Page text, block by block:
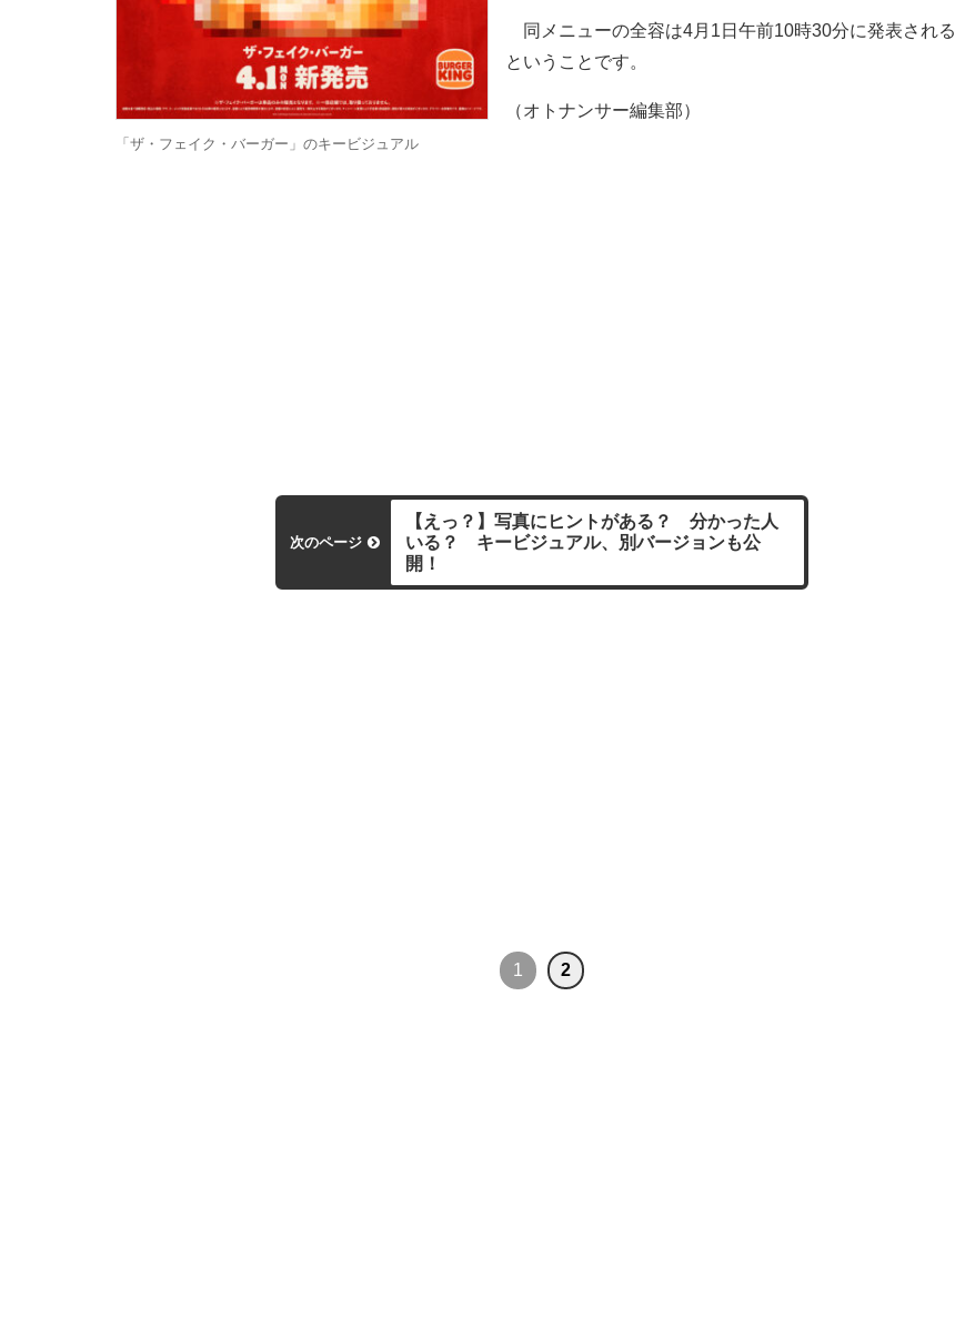
「ザ・フェイク・バーガー」のキービジュアル
同メニューの全容は4月1日午前10時30分に発表される
ということです。
（オトナンサー編集部）
次のページ
【えっ？】写真にヒントがある？ 分かった人
いる？ キービジュアル、別バージョンも公
開！
1 2